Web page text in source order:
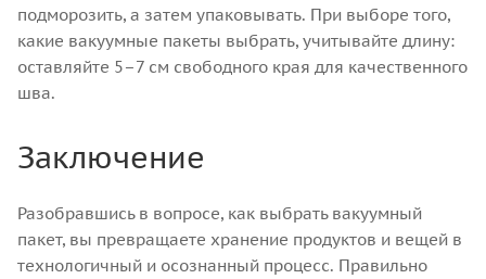
подморозить, а затем упаковывать. При выборе того,
какие вакуумные пакеты выбрать, учитывайте длину:
оставляйте 5–7 см свободного края для качественного
шва.
Заключение
Разобравшись в вопросе, как выбрать вакуумный
пакет, вы превращаете хранение продуктов и вещей в
технологичный и осознанный процесс. Правильно